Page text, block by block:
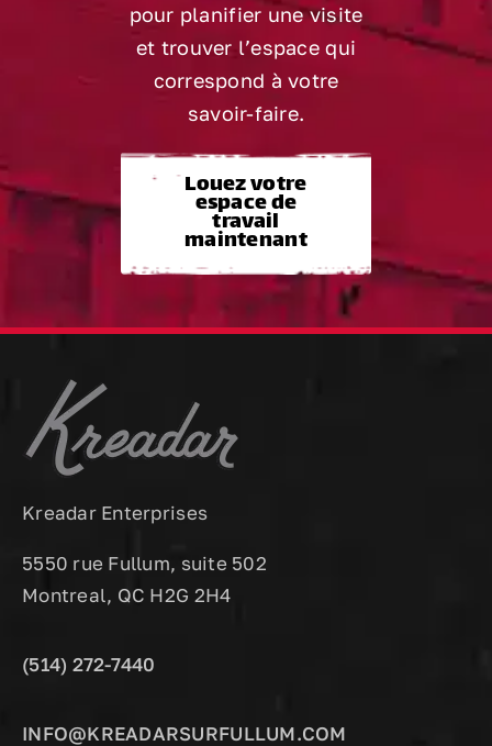
pour planifier une visite
et trouver l’espace qui
correspond à votre
savoir-faire.
Louez votre
espace de
travail
maintenant
Kreadar Enterprises
5550 rue Fullum, suite 502
Montreal, QC H2G 2H4
(514) 272-7440
INFO@KREADARSURFULLUM.COM